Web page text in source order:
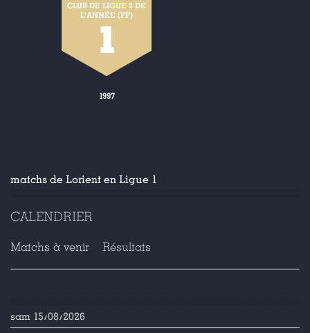
CLUB DE LIGUE 2 DE
L'ANNÉE (FF)
1
1997
matchs de Lorient en Ligue 1
CALENDRIER
Matchs à venir Résultats
sam 15/08/2026